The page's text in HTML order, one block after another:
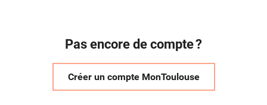
Pas encore de compte ?
Créer un compte MonToulouse